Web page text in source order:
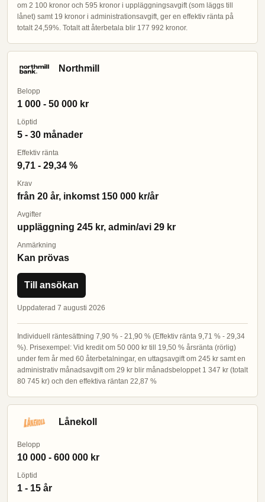
om 2 100 kronor och 595 kronor i uppläggningsavgift (som läggs till
lånet) samt 19 kronor i administrationsavgift, ger en effektiv ränta på
totalt 24,59%. Totalt att återbetala blir 177 992 kronor.
Northmill
Belopp
1 000 - 50 000 kr
Löptid
5 - 30 månader
Effektiv ränta
9,71 - 29,34 %
Krav
från 20 år, inkomst 150 000 kr/år
Avgifter
uppläggning 245 kr, admin/avi 29 kr
Anmärkning
Kan prövas
Till ansökan
Uppdaterad 7 augusti 2026
Individuell räntesättning 7,90 % - 21,90 % (Effektiv ränta 9,71 % - 29,34
%). Prisexempel: Vid kredit om 50 000 kr till 19,50 % årsränta (rörlig)
under fem år med 60 återbetalningar, en uttagsavgift om 245 kr samt en
administrativ månadsavgift om 29 kr blir månadsbeloppet 1 347 kr (totalt
80 745 kr) och den effektiva räntan 22,87 %
Lånekoll
Belopp
10 000 - 600 000 kr
Löptid
1 - 15 år